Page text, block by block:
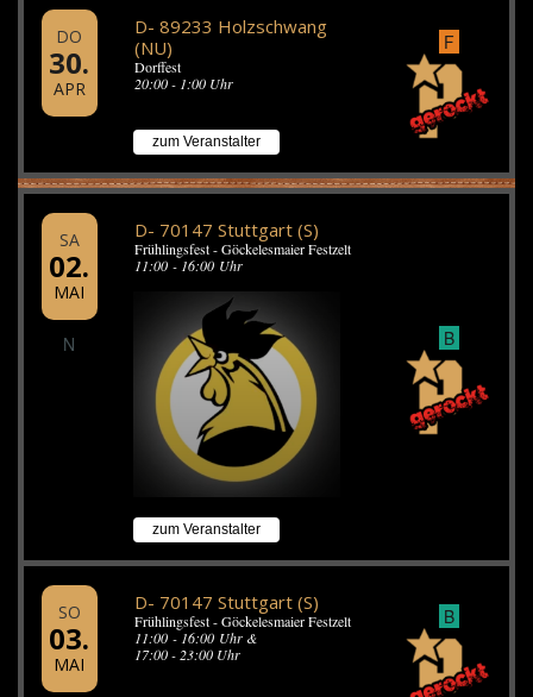
DO
30.
APR
D- 89233 Holzschwang
(NU)
Dorffest
20:00 - 1:00 Uhr
zum Veranstalter
F
SA
02.
MAI
N
D- 70147 Stuttgart (S)
Frühlingsfest - Göckelesmaier Festzelt
11:00 - 16:00 Uhr
zum Veranstalter
B
SO
03.
MAI
D- 70147 Stuttgart (S)
Frühlingsfest - Göckelesmaier Festzelt
11:00 - 16:00 Uhr &
17:00 - 23:00 Uhr
B